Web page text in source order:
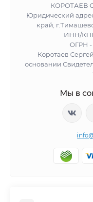
КОРОТАЕВ
Юридический
край,
ИНН/
ОГРН -
Коротаев
основании
Мы в